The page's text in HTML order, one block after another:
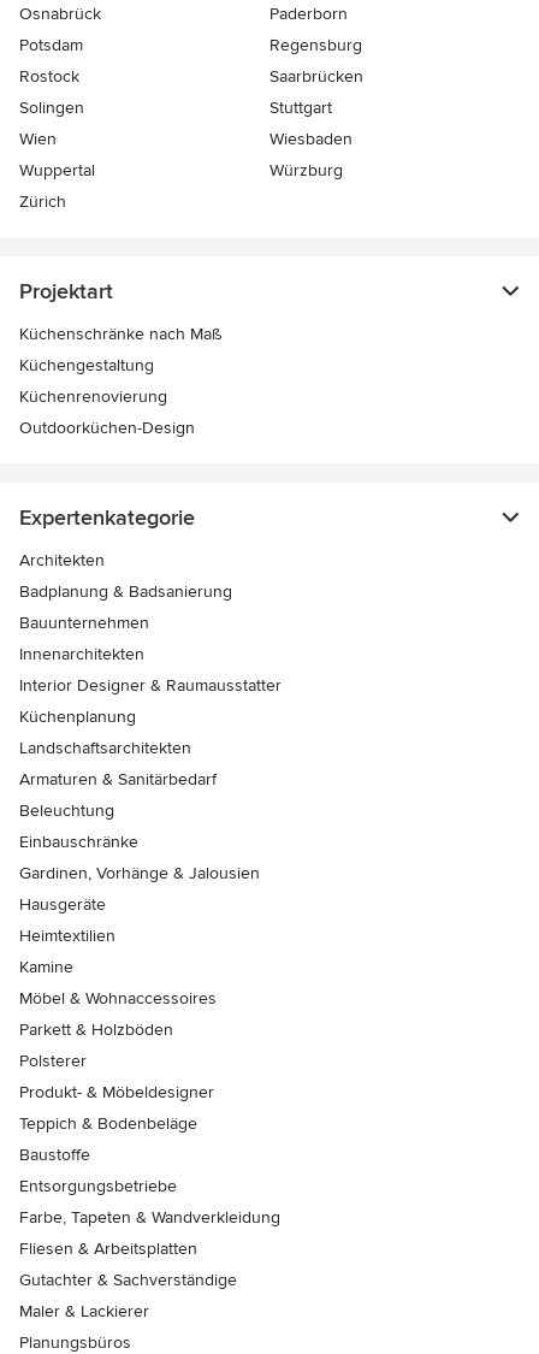
Osnabrück
Paderborn
Potsdam
Regensburg
Rostock
Saarbrücken
Solingen
Stuttgart
Wien
Wiesbaden
Wuppertal
Würzburg
Zürich
Projektart
Küchenschränke nach Maß
Küchengestaltung
Küchenrenovierung
Outdoorküchen-Design
Expertenkategorie
Architekten
Badplanung & Badsanierung
Bauunternehmen
Innenarchitekten
Interior Designer & Raumausstatter
Küchenplanung
Landschaftsarchitekten
Armaturen & Sanitärbedarf
Beleuchtung
Einbauschränke
Gardinen, Vorhänge & Jalousien
Hausgeräte
Heimtextilien
Kamine
Möbel & Wohnaccessoires
Parkett & Holzböden
Polsterer
Produkt- & Möbeldesigner
Teppich & Bodenbeläge
Baustoffe
Entsorgungsbetriebe
Farbe, Tapeten & Wandverkleidung
Fliesen & Arbeitsplatten
Gutachter & Sachverständige
Maler & Lackierer
Planungsbüros